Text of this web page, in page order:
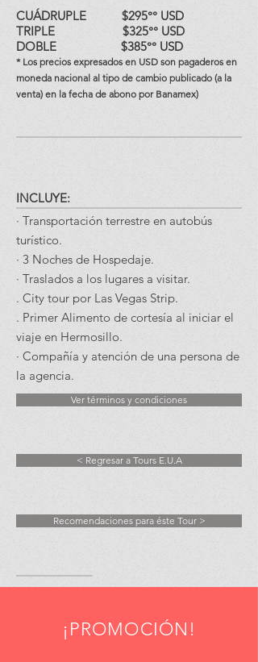
CUÁDRUPLE $295°° USD
TRIPLE $325°° USD
DOBLE $385°° USD
* Los precios expresados en USD son pagaderos en
moneda nacional al tipo de cambio publicado (a la
venta) en la fecha de abono por Banamex)
INCLUYE:
· Transportación terrestre en autobús
turístico.
· 3 Noches de Hospedaje.
· Traslados a los lugares a visitar.
. City tour por Las Vegas Strip.
. Primer Alimento de cortesía al iniciar el
viaje en Hermosillo.
· Compañía y atención de una persona de
la agencia.
Ver términos y condiciones
< Regresar a Tours E.U.A
Recomendaciones para éste Tour >
¡PROMOCIÓN!